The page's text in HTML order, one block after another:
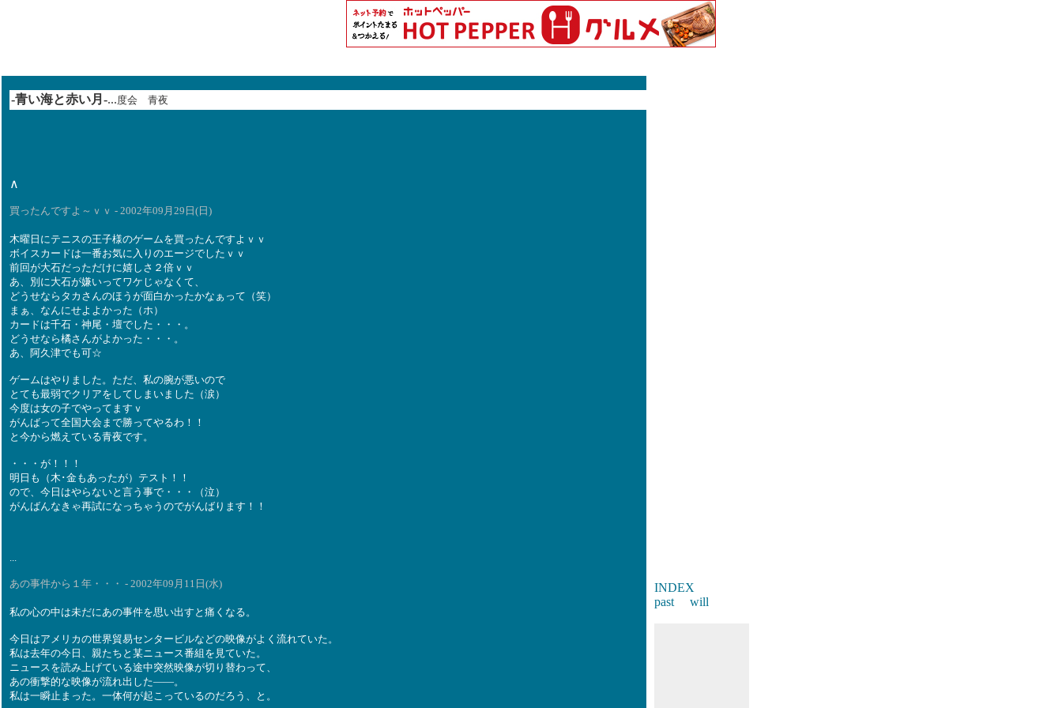
-青い海と赤い月-...度会 青夜
∧
買ったんですよ～ｖｖ - 2002年09月29日(日)
木曜日にテニスの王子様のゲームを買ったんですよｖｖ
ボイスカードは一番お気に入りのエージでしたｖｖ
前回が大石だっただけに嬉しさ２倍ｖｖ
あ、別に大石が嫌いってワケじゃなくて、
どうせならタカさんのほうが面白かったかなぁって（笑）
まぁ、なんにせよよかった（ホ）
カードは千石・神尾・壇でした・・・。
どうせなら橘さんがよかった・・・。
あ、阿久津でも可☆
ゲームはやりました。ただ、私の腕が悪いので
とても最弱でクリアをしてしまいました（涙）
今度は女の子でやってますｖ
がんばって全国大会まで勝ってやるわ！！
と今から燃えている青夜です。
・・・が！！！
明日も（木･金もあったが）テスト！！
ので、今日はやらないと言う事で・・・（泣）
がんばんなきゃ再試になっちゃうのでがんばります！！
...
あの事件から１年・・・ - 2002年09月11日(水)
私の心の中は未だにあの事件を思い出すと痛くなる。
今日はアメリカの世界貿易センタービルなどの映像がよく流れていた。
私は去年の今日、親たちと某ニュース番組を見ていた。
ニュースを読み上げている途中突然映像が切り替わって、
あの衝撃的な映像が流れ出した――。
私は一瞬止まった。一体何が起こっているのだろう、と。
INDEX
past
will